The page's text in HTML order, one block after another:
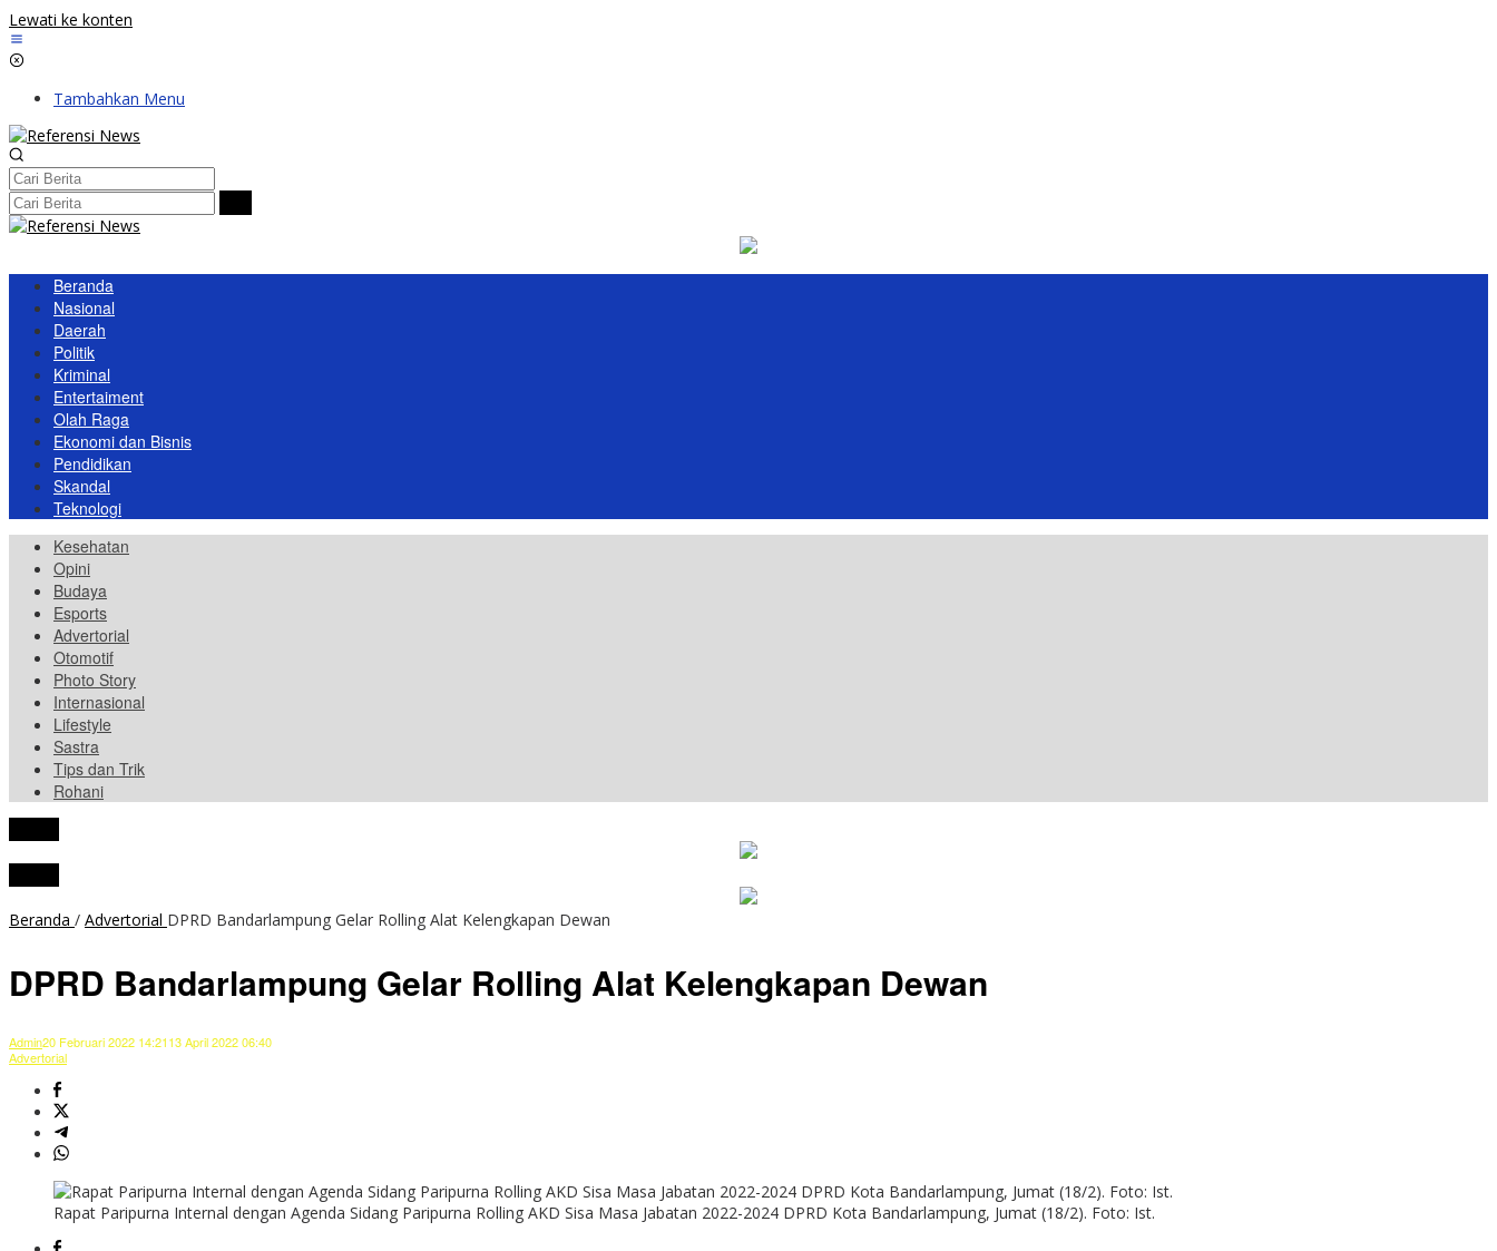
Lewati ke konten
Tambahkan Menu
Beranda
Nasional
Daerah
Politik
Kriminal
Entertaiment
Olah Raga
Ekonomi dan Bisnis
Pendidikan
Skandal
Teknologi
Kesehatan
Opini
Budaya
Esports
Advertorial
Otomotif
Photo Story
Internasional
Lifestyle
Sastra
Tips dan Trik
Rohani
Beranda / Advertorial DPRD Bandarlampung Gelar Rolling Alat Kelengkapan Dewan
DPRD Bandarlampung Gelar Rolling Alat Kelengkapan Dewan
Admin20 Februari 2022 14:2113 April 2022 06:40
Advertorial
Rapat Paripurna Internal dengan Agenda Sidang Paripurna Rolling AKD Sisa Masa Jabatan 2022-2024 DPRD Kota Bandarlampung, Jumat (18/2). Foto: Ist.